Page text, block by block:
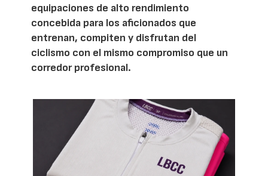
equipaciones de alto rendimiento
concebida para los aficionados que
entrenan, compiten y disfrutan del
ciclismo con el mismo compromiso que un
corredor profesional.